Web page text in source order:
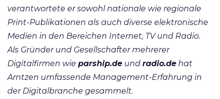
verantwortete er sowohl nationale wie regionale
Print-Publikationen als auch diverse elektronische
Medien in den Bereichen Internet, TV und Radio.
Als Gründer und Gesellschafter mehrerer
Digitalfirmen wie parship.de und radio.de hat
Arntzen umfassende Management-Erfahrung in
der Digitalbranche gesammelt.